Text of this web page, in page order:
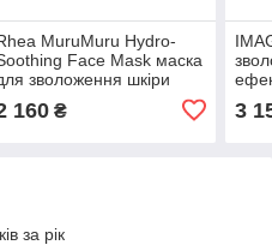
MuruMuru Hydro-
Face Mask маска
зволоження шкіри
160₴ 3
за рік